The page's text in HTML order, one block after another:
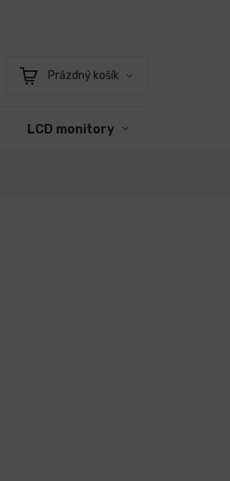
Nákupní
Prázdný košík
LCD monitory